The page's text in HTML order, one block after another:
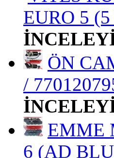
EURO 5
ÖN
/
EMME
6 (AD